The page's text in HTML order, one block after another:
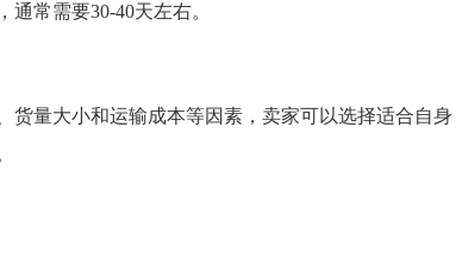
常需要30-40天左右。
货量大小和运输成本等因素，卖家可以选择适合自身